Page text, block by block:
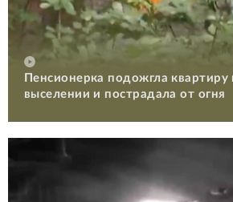
Пенсионерка подожгла квартиру
выселении и пострадала от огня